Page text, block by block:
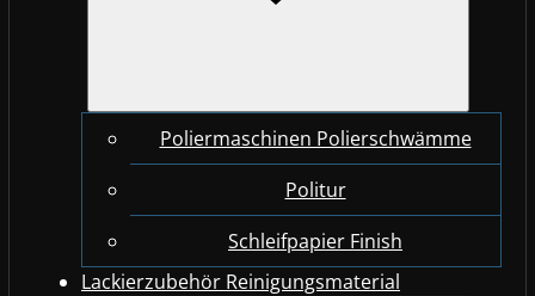
Poliermaschinen Polierschwämme
Politur
Schleifpapier Finish
Lackierzubehör Reinigungsmaterial